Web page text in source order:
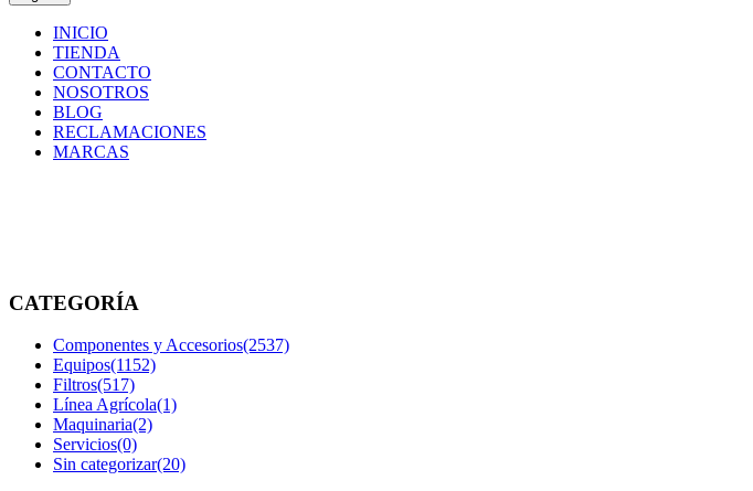
INICIO
TIENDA
CONTACTO
NOSOTROS
BLOG
RECLAMACIONES
MARCAS
CATEGORÍA
Componentes y Accesorios(2537)
Equipos(1152)
Filtros(517)
Línea Agrícola(1)
Maquinaria(2)
Servicios(0)
Sin categorizar(20)